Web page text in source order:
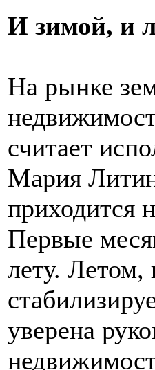
И зимой, и
На рынке
считает
Мария
приходится
Первые
лету. Летом,
уверена